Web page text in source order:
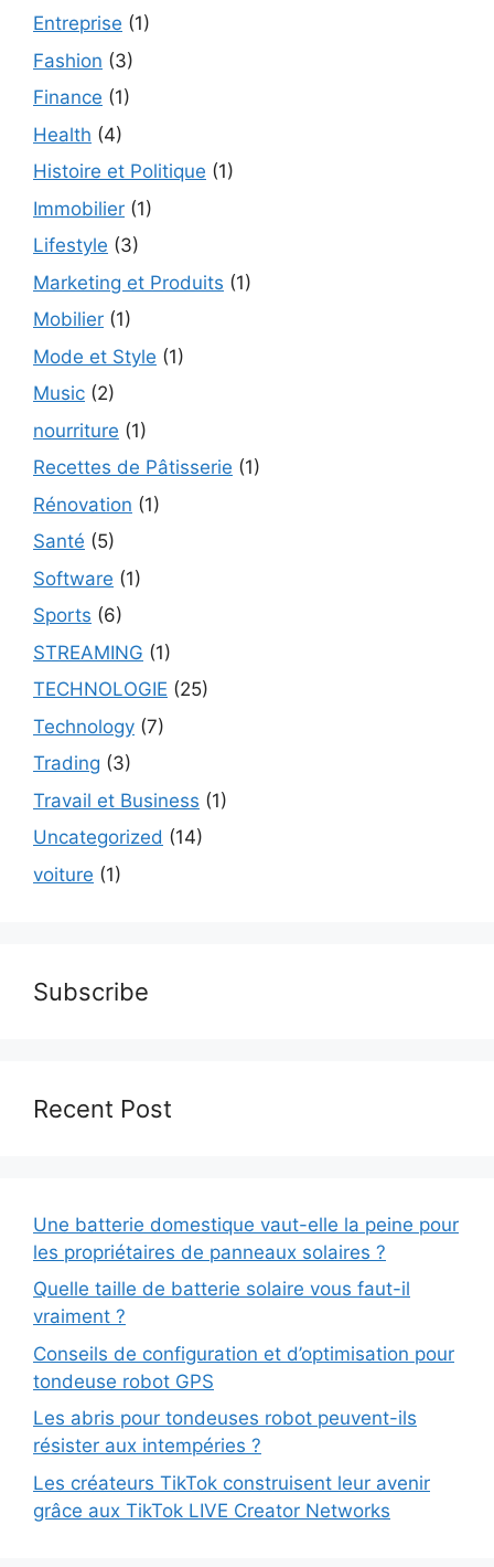
Entreprise (1)
Fashion (3)
Finance (1)
Health (4)
Histoire et Politique (1)
Immobilier (1)
Lifestyle (3)
Marketing et Produits (1)
Mobilier (1)
Mode et Style (1)
Music (2)
nourriture (1)
Recettes de Pâtisserie (1)
Rénovation (1)
Santé (5)
Software (1)
Sports (6)
STREAMING (1)
TECHNOLOGIE (25)
Technology (7)
Trading (3)
Travail et Business (1)
Uncategorized (14)
voiture (1)
Subscribe
Recent Post
Une batterie domestique vaut-elle la peine pour
les propriétaires de panneaux solaires ?
Quelle taille de batterie solaire vous faut-il
vraiment ?
Conseils de configuration et d’optimisation pour
tondeuse robot GPS
Les abris pour tondeuses robot peuvent-ils
résister aux intempéries ?
Les créateurs TikTok construisent leur avenir
grâce aux TikTok LIVE Creator Networks